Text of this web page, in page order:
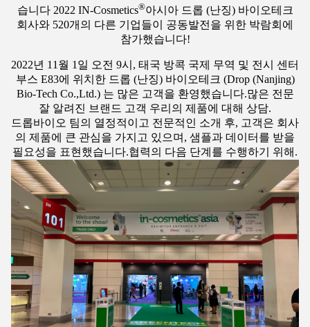
습니다 2022 IN-Cosmetics®아시아 드롭 (난징) 바이오테크
회사와 520개의 다른 기업들이 공동발전을 위한 박람회에
참가했습니다!
2022년 11월 1일 오전 9시, 태국 방콕 국제 무역 및 전시 센터
부스 E83에 위치한 드롭 (난징) 바이오테크 (Drop (Nanjing)
Bio-Tech Co.,Ltd.) 는 많은 고객을 환영했습니다.많은 전문
잘 알려진 브랜드 고객 우리의 제품에 대해 상담.
드롭바이오 팀의 열정적이고 전문적인 소개 후, 고객은 회사
의 제품에 큰 관심을 가지고 있으며, 샘플과 데이터를 받을
필요성을 표현했습니다.협력의 다음 단계를 수행하기 위해.